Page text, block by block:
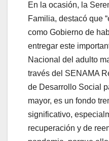
En la ocasión, la
Familia, destacó que
como Gobierno de
entregar este
Nacional del adulto
través del SENAMA
de Desarrollo Social
mayor, es un fondo
significativo,
recuperación y de